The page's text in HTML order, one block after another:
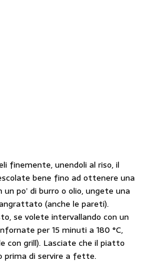
finemente, unendoli al riso, il
bene fino ad ottenere una
po’ di burro o olio, ungete una
(anche le pareti).
se volete intervallando con un
per 15 minuti a 180 °C,
con grill). Lasciate che il piatto
prima di servire a fette.